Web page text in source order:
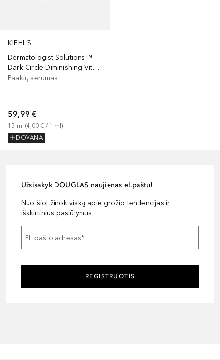
KIEHL’S
Dermatologist Solutions™
Dark Circle Diminishing Vitamin C
Paakių serumas
59,99 €
15 ml (4,00 € / 1 ml)
DOVANA
Užsisakyk DOUGLAS naujienas el.paštu!
Nuo šiol žinok viską apie grožio tendencijas ir
išskirtinius pasiūlymus
El. pašto adresas*
REGISTRUOTIS